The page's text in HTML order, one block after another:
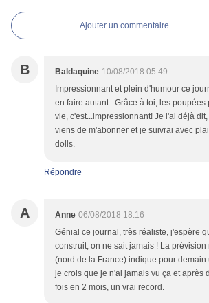
Ajouter un commentaire
B Baldaquine 10/08/2018 05:49
Impressionnant et plein d'humour ce
en faire autant...Grâce à toi, les poupées
vie, c'est...impressionnant! Je l'ai déjà
viens de m'abonner et je suivrai avec
dolls.
Répondre
A Anne 06/08/2018 18:16
Génial ce journal, très réaliste, j'espère
construit, on ne sait jamais ! La
(nord de la France) indique pour demain
je crois que je n'ai jamais vu ça et après
fois en 2 mois, un vrai record.